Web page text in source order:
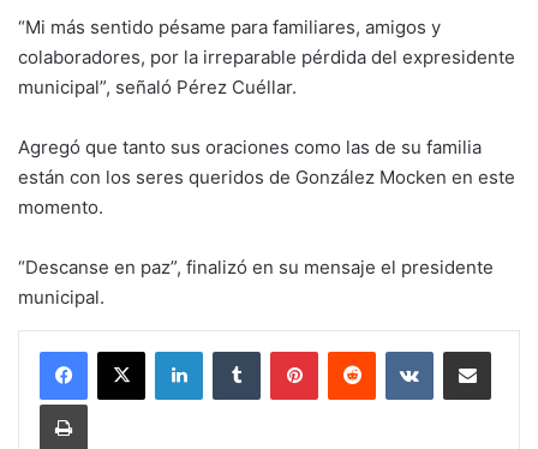
“Mi más sentido pésame para familiares, amigos y
colaboradores, por la irreparable pérdida del expresidente
municipal”, señaló Pérez Cuéllar.
Agregó que tanto sus oraciones como las de su familia
están con los seres queridos de González Mocken en este
momento.
“Descanse en paz”, finalizó en su mensaje el presidente
municipal.
LinkedInTumblr PinterestReddit VKontakteShare via Email
Print